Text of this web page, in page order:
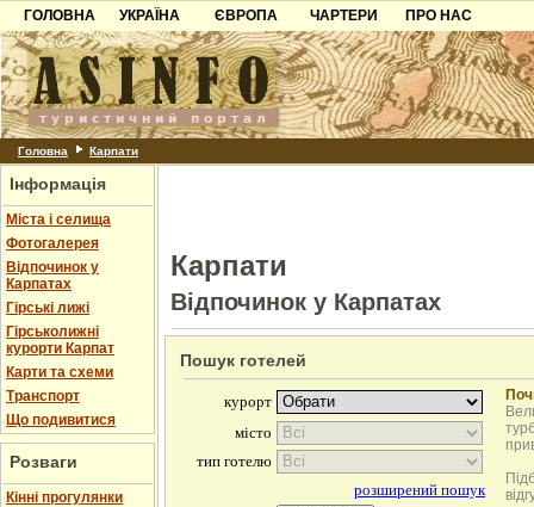
ГОЛОВНА
УКРАЇНА
Карпати
Азов
Причорноморря
Шацьк
ЄВРОПА
Чорногорія
Хорватія
Болгарія
ЧАРТЕРИ
ПРО НАС
Контакти
Партнерам
Додати готель
Головна Карпати
Інформація
Міста і селища
Фотогалерея
Відпочинок у
Карпатах
Гірські лижі
Гірськолижні
курорти Карпат
Карти та схеми
Транспорт
Що подивитися
Розваги
Кінні прогулянки
Карпати
Відпочинок у Карпатах
Пошук готелей